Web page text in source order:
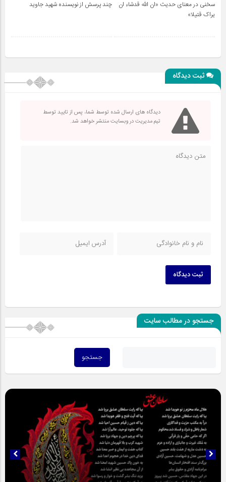
سخنی در معنای حدیث «ان الله قدشاء ان
یراک قتیلا»
چند پرسش از نویسنده شهید جاوید
ثبت دیدگاه
دیدگاه های ارسال شده توسط شما، پس از تایید توسط
تیم مدیریت در وبسایت منتشر خواهد شد.
ثبت دیدگاه
جستجو در مطالب سایت